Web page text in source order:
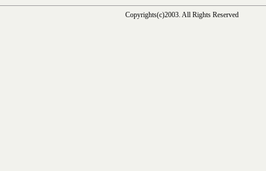
Copyrights(c)2003. All Rights Reserved